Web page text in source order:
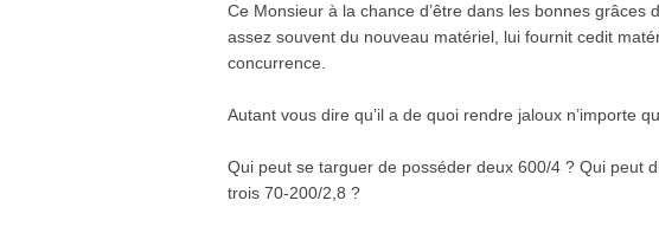
Ce Monsieur à la chance d’être dans les bonnes grâces
assez souvent du nouveau matériel, lui fournit cedit
concurrence.
Autant vous dire qu’il a de quoi rendre jaloux n’importe
Qui peut se targuer de posséder deux 600/4 ? Qui peut
trois 70-200/2,8 ?